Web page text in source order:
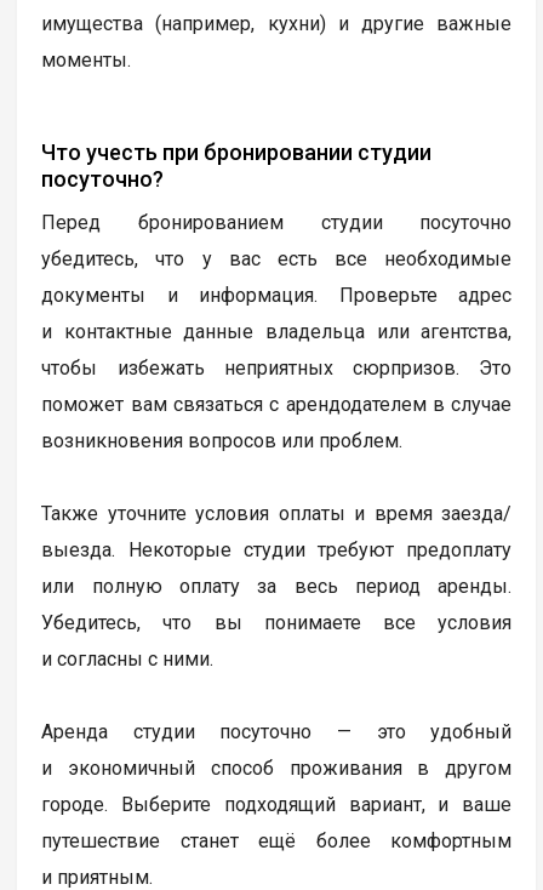
имущества (например, кухни) и другие важные
моменты.
Что учесть при бронировании студии
посуточно?
Перед бронированием студии посуточно
убедитесь, что у вас есть все необходимые
документы и информация. Проверьте адрес
и контактные данные владельца или агентства,
чтобы избежать неприятных сюрпризов. Это
поможет вам связаться с арендодателем в случае
возникновения вопросов или проблем.
Также уточните условия оплаты и время заезда/
выезда. Некоторые студии требуют предоплату
или полную оплату за весь период аренды.
Убедитесь, что вы понимаете все условия
и согласны с ними.
Аренда студии посуточно — это удобный
и экономичный способ проживания в другом
городе. Выберите подходящий вариант, и ваше
путешествие станет ещё более комфортным
и приятным.